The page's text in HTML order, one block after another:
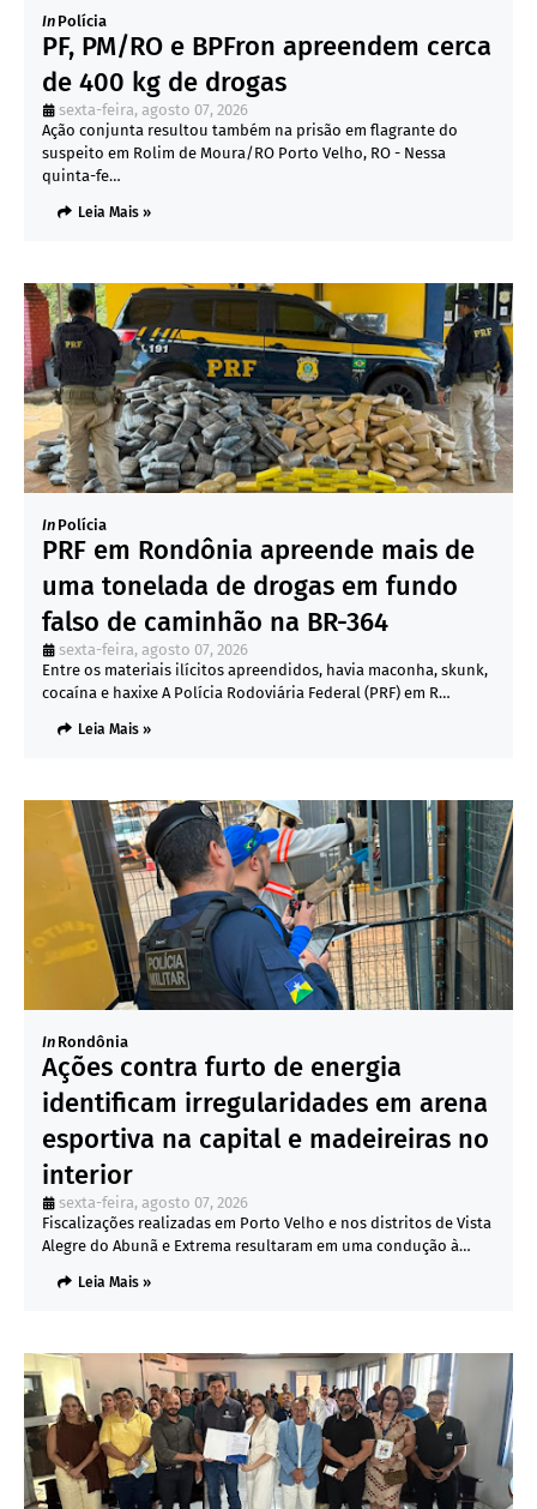
In Polícia
PF, PM/RO e BPFron apreendem cerca
de 400 kg de drogas
sexta-feira, agosto 07, 2026
Ação conjunta resultou também na prisão em flagrante do
suspeito em Rolim de Moura/RO Porto Velho, RO - Nessa
quinta-fe…
Leia Mais »
In Polícia
PRF em Rondônia apreende mais de
uma tonelada de drogas em fundo
falso de caminhão na BR-364
sexta-feira, agosto 07, 2026
Entre os materiais ilícitos apreendidos, havia maconha, skunk,
cocaína e haxixe A Polícia Rodoviária Federal (PRF) em R…
Leia Mais »
In Rondônia
Ações contra furto de energia
identificam irregularidades em arena
esportiva na capital e madeireiras no
interior
sexta-feira, agosto 07, 2026
Fiscalizações realizadas em Porto Velho e nos distritos de Vista
Alegre do Abunã e Extrema resultaram em uma condução à…
Leia Mais »